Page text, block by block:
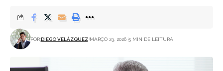
POR:DIEGO VELÁZQUEZ MARÇO 23, 2026 5 MIN DE LEITURA